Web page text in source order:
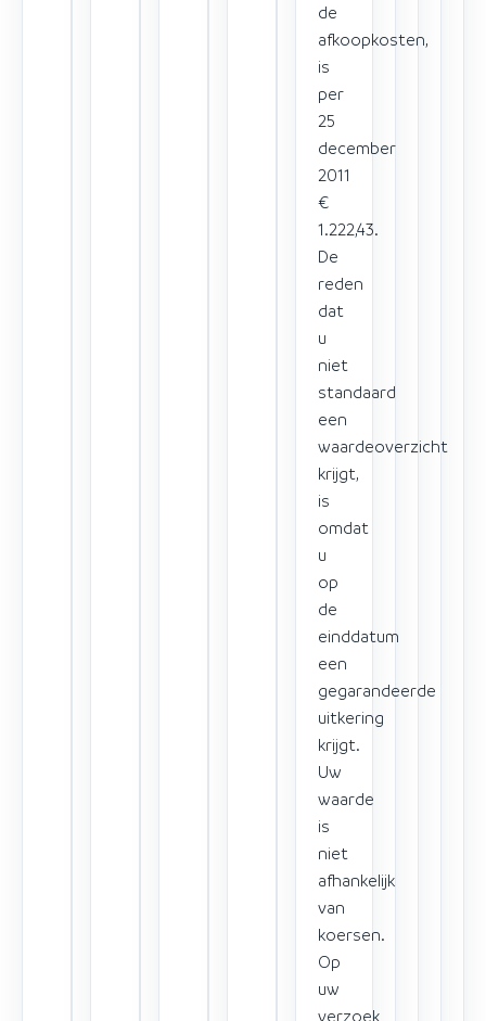
de
afkoopkosten,
is
per
25
december
2011
€
1.222,43.
De
reden
dat
u
niet
standaard
een
waardeoverzicht
krijgt,
is
omdat
u
op
de
einddatum
een
gegarandeerde
uitkering
krijgt.
Uw
waarde
is
niet
afhankelijk
van
koersen.
Op
uw
verzoek